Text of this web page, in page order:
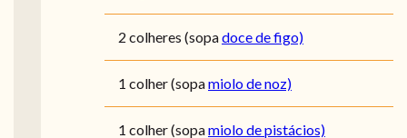
2 colheres (sopadoce de figo)
1 colher (sopamiolo de noz)
1 colher (sopamiolo de pistácios)